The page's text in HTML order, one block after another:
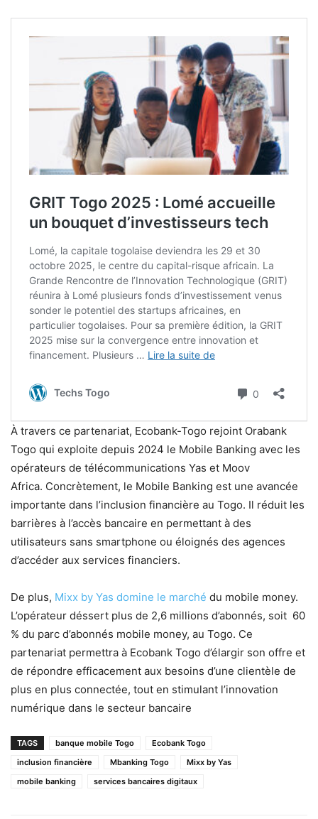
À travers ce partenariat, Ecobank-Togo rejoint Orabank
Togo qui exploite depuis 2024 le Mobile Banking avec les
opérateurs de télécommunications Yas et Moov
Africa. Concrètement, le Mobile Banking est une avancée
importante dans l’inclusion financière au Togo. Il réduit les
barrières à l’accès bancaire en permettant à des
utilisateurs sans smartphone ou éloignés des agences
d’accéder aux services financiers.
De plus, Mixx by Yas domine le marché du mobile money.
L’opérateur déssert plus de 2,6 millions d’abonnés, soit 60
% du parc d’abonnés mobile money, au Togo. Ce
partenariat permettra à Ecobank Togo d’élargir son offre et
de répondre efficacement aux besoins d’une clientèle de
plus en plus connectée, tout en stimulant l’innovation
numérique dans le secteur bancaire
TAGS banque mobile Togo
Ecobank Togo
inclusion financière
Mbanking Togo
Mixx by Yas
mobile banking
services bancaires digitaux